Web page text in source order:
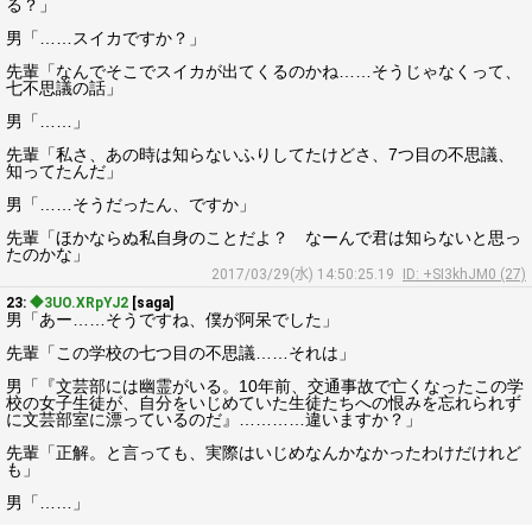
る？」
男「……スイカですか？」
先輩「なんでそこでスイカが出てくるのかね……そうじゃなくって、
七不思議の話」
男「……」
先輩「私さ、あの時は知らないふりしてたけどさ、7つ目の不思議、
知ってたんだ」
男「……そうだったん、ですか」
先輩「ほかならぬ私自身のことだよ？ なーんで君は知らないと思っ
たのかな」
2017/03/29(水) 14:50:25.19
ID: +SI3khJM0 (27)
23: ◆3UO.XRpYJ2 [saga]
男「あー……そうですね、僕が阿呆でした」
先輩「この学校の七つ目の不思議……それは」
男「『文芸部には幽霊がいる。10年前、交通事故で亡くなったこの学
校の女子生徒が、自分をいじめていた生徒たちへの恨みを忘れられず
に文芸部室に漂っているのだ』…………違いますか？」
先輩「正解。と言っても、実際はいじめなんかなかったわけだけれど
も」
男「……」